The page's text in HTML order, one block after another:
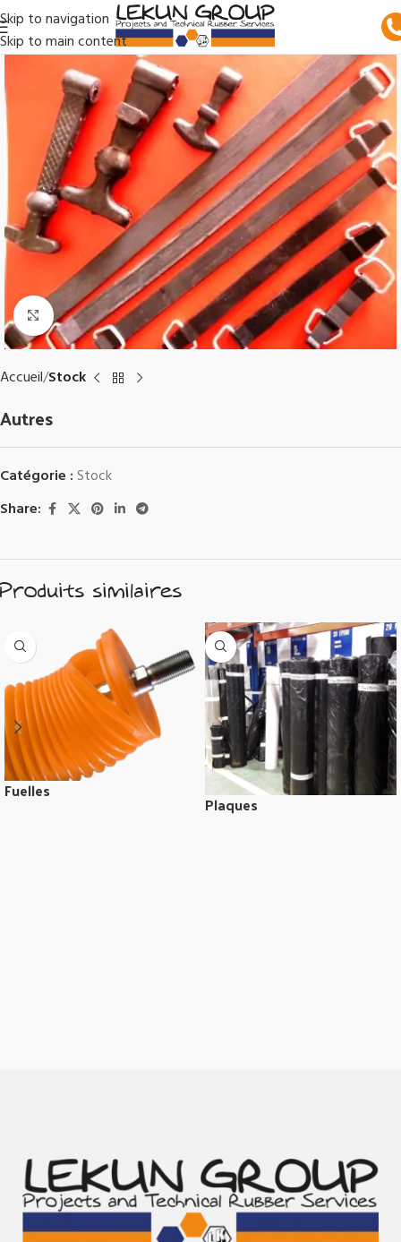
Skip to navigation
Skip to main content
Click to enlarge
Accueil Stock
Autres
Catégorie :Stock
Share:
Produits similaires
Fuelles
Plaques